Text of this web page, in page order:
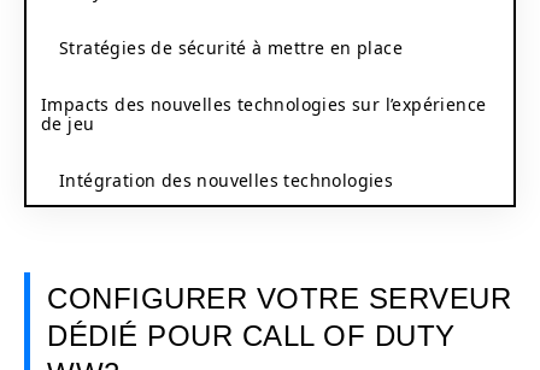
Stratégies de sécurité à mettre en place
Impacts des nouvelles technologies sur l’expérience
de jeu
Intégration des nouvelles technologies
CONFIGURER VOTRE SERVEUR
DÉDIÉ POUR CALL OF DUTY